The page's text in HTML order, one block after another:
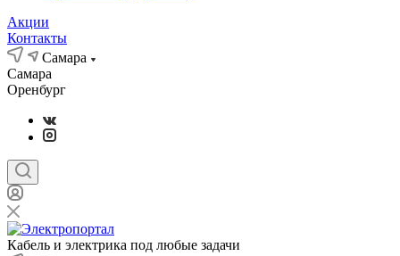
Акции
Контакты
Самара
Самара
Оренбург
Кабель и электрика под любые задачи